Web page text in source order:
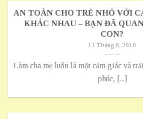
AN TOÀN CHO TRẺ NHỎ VỚI
KHÁC NHAU – BẠN ĐÃ
CON?
11 Tháng 8, 2018
Làm cha mẹ luôn là một cảm giác và
phúc, [...]